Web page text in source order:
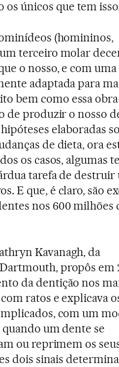
únicos que tem
(homininos,
terceiro molar
o nosso, e com uma
adaptada para
bem como essa
de produzir o nosso
elaboradas
de dieta, ora
os casos, algumas
tarefa de destruir
E que, é claro, são
nos 600 milhões
Kavanagh, da
propôs em
da dentição nos
ratos e explicava
com um
quando um dente se
ou reprimem os
dois sinais